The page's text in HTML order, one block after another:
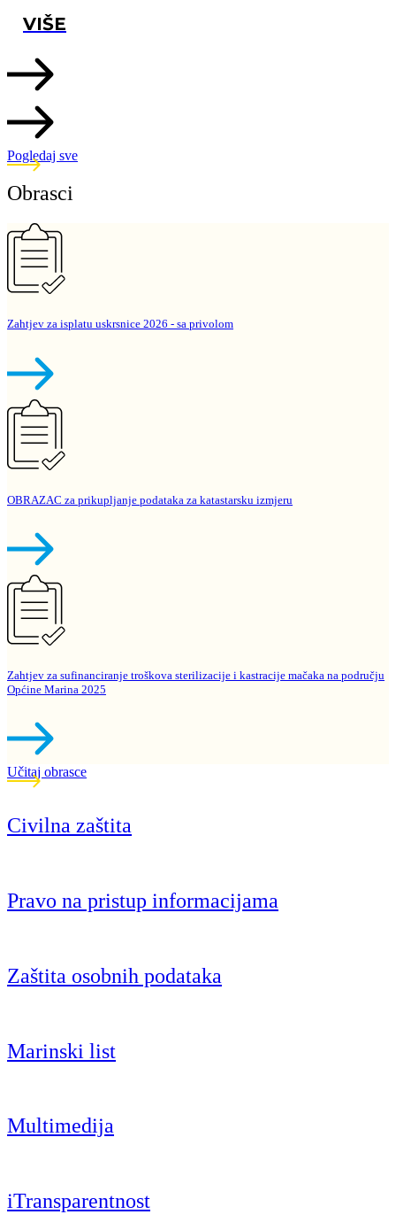
VIŠE
Pogledaj sve
Obrasci
Zahtjev za isplatu uskrsnice 2026 - sa privolom
OBRAZAC za prikupljanje podataka za katastarsku izmjeru
Zahtjev za sufinanciranje troškova sterilizacije i kastracije mačaka na području
Općine Marina 2025
Učitaj obrasce
Civilna zaštita
Pravo na pristup informacijama
Zaštita osobnih podataka
Marinski list
Multimedija
iTransparentnost